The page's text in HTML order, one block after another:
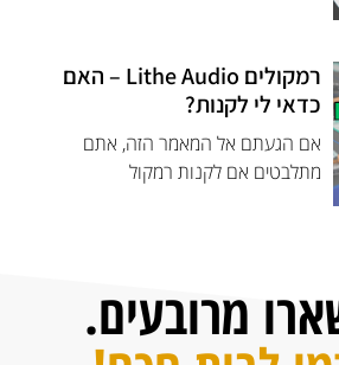
רמקולים Lithe Audio – האם
כדאי לי לקנות?
אם הגעתם אל המאמר הזה, אתם
מתלבטים אם לקנות רמקול
מרובעים.